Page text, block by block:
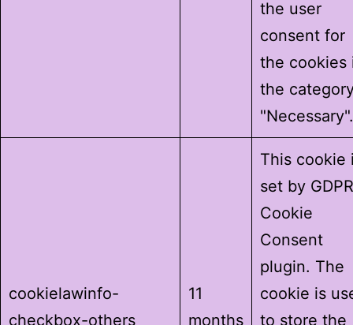
the user
consent for
the cookies
the
"Necessary".
cookielawinfo-
checkbox-others
11
months
This cookie
set by GDPR
Cookie
Consent
plugin. The
cookie is
to store the